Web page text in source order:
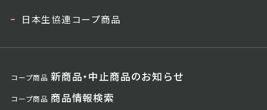
日本生協連コープ商品
コープ商品 新商品・中止商品のお知らせ
コープ商品 商品情報検索